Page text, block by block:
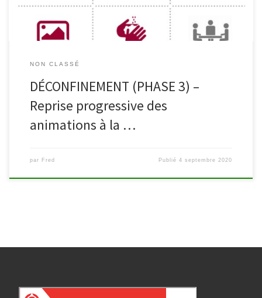
NON CLASSÉ
DÉCONFINEMENT (PHASE 3) –
Reprise progressive des
animations à la …
par Fred Publié4 septembre 2020